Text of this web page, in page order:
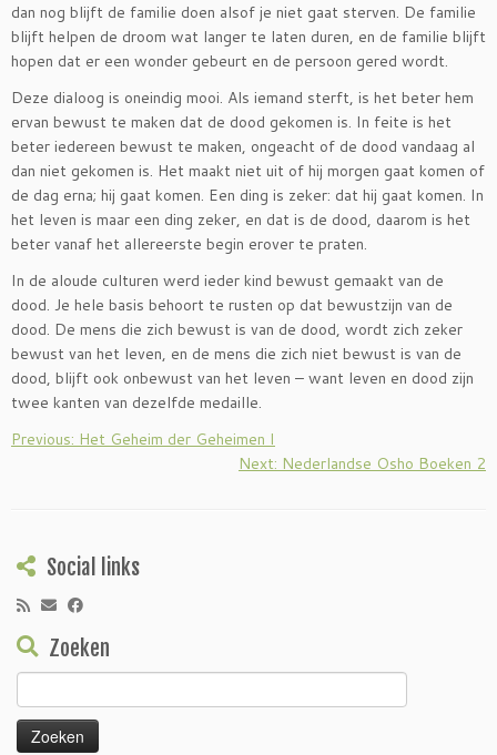
dan nog blijft de familie doen alsof je niet gaat sterven. De familie
blijft helpen de droom wat langer te laten duren, en de familie blijft
hopen dat er een wonder gebeurt en de persoon gered wordt.
Deze dialoog is oneindig mooi. Als iemand sterft, is het beter hem
ervan bewust te maken dat de dood gekomen is. In feite is het
beter iedereen bewust te maken, ongeacht of de dood vandaag al
dan niet gekomen is. Het maakt niet uit of hij morgen gaat komen of
de dag erna; hij gaat komen. Een ding is zeker: dat hij gaat komen. In
het leven is maar een ding zeker, en dat is de dood, daarom is het
beter vanaf het allereerste begin erover te praten.
In de aloude culturen werd ieder kind bewust gemaakt van de
dood. Je hele basis behoort te rusten op dat bewustzijn van de
dood. De mens die zich bewust is van de dood, wordt zich zeker
bewust van het leven, en de mens die zich niet bewust is van de
dood, blijft ook onbewust van het leven – want leven en dood zijn
twee kanten van dezelfde medaille.
Previous: Het Geheim der Geheimen I
Next: Nederlandse Osho Boeken 2
Social links
Zoeken
naar: